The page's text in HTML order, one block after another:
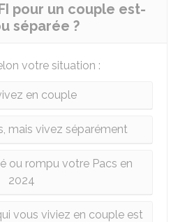
pour un couple est-
séparée ?
votre situation :
en couple
mais vivez séparément
ou rompu votre Pacs en
2024
vous viviez en couple est